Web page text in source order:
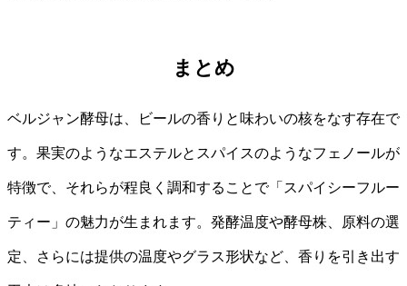
まとめ
ベルジャン酵母は、ビールの香りと味わいの核をなす存在で
す。果実のようなエステルとスパイスのようなフェノールが
特徴で、それらが程良く調和することで「スパイシーフルー
ティー」の魅力が生まれます。発酵温度や酵母株、原料の選
定、さらには提供の温度やグラス形状など、香りを引き出す